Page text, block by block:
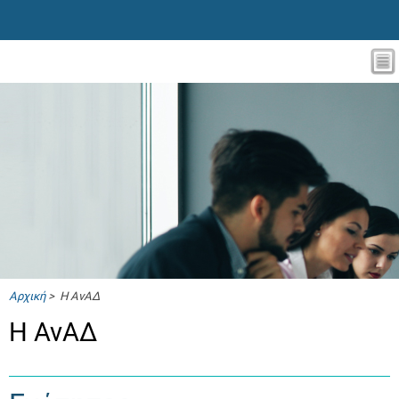
Αρχική> Η ΑνΑΔ
Η ΑνΑΔ